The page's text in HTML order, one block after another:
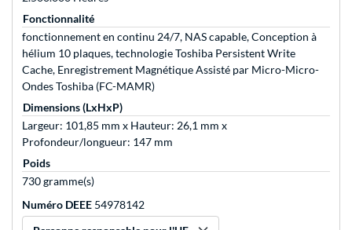
Fonctionnalité
fonctionnement en continu 24/7, NAS capable, Conception à
hélium 10 plaques, technologie Toshiba Persistent Write
Cache, Enregistrement Magnétique Assisté par Micro-Micro-
Ondes Toshiba (FC-MAMR)
Dimensions (LxHxP)
Largeur: 101,85 mm x Hauteur: 26,1 mm x
Profondeur/longueur: 147 mm
Poids
730 gramme(s)
Numéro DEEE 54978142